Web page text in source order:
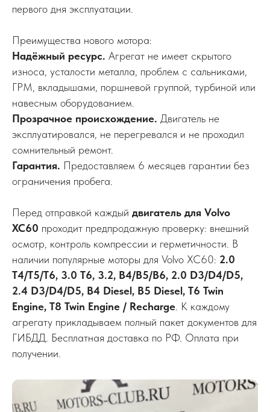
первого дня эксплуатации.
Преимущества нового мотора:
Надёжный ресурс. Агрегат не имеет скрытого
износа, усталости металла, проблем с сальниками,
ГРМ, вкладышами, поршневой группой, турбиной или
навесным оборудованием.
Прозрачное происхождение. Двигатель не
эксплуатировался, не перегревался и не проходил
сомнительный ремонт.
Гарантия. Предоставляем 6 месяцев гарантии без
ограничения пробега.
Перед отправкой каждый двигатель для Volvo
XC60 проходит предпродажную проверку: внешний
осмотр, контроль компрессии и герметичности. В
наличии популярные моторы для Volvo XC60: 2.0
T4/T5/T6, 3.0 T6, 3.2, B4/B5/B6, 2.0 D3/D4/D5,
2.4 D3/D4/D5, B4 Diesel, B5 Diesel, T6 Twin
Engine, T8 Twin Engine / Recharge . К каждому
агрегату прикладываем полный пакет документов для
ГИБДД. Бесплатная доставка по РФ. Оплата при
получении.